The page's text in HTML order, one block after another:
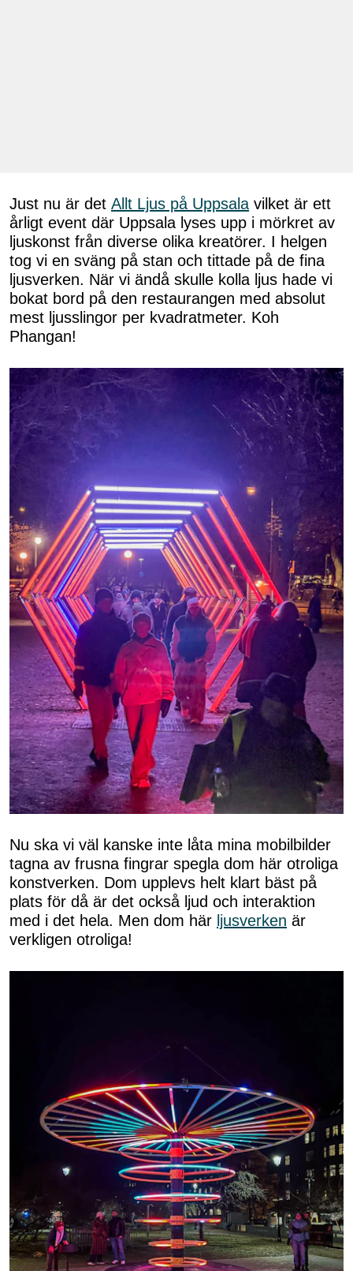
Just nu är det Allt Ljus på Uppsalavilket är ett
årligt event där Uppsala lyses upp i mörkret av
ljuskonst från diverse olika kreatörer. I helgen
tog vi en sväng på stan och tittade på de fina
ljusverken. När vi ändå skulle kolla ljus hade vi
bokat bord på den restaurangen med absolut
mest ljusslingor per kvadratmeter. Koh
Phangan!
Nu ska vi väl kanske inte låta mina mobilbilder
tagna av frusna fingrar spegla dom här otroliga
konstverken. Dom upplevs helt klart bäst på
plats för då är det också ljud och interaktion
med i det hela. Men dom här ljusverken är
verkligen otroliga!